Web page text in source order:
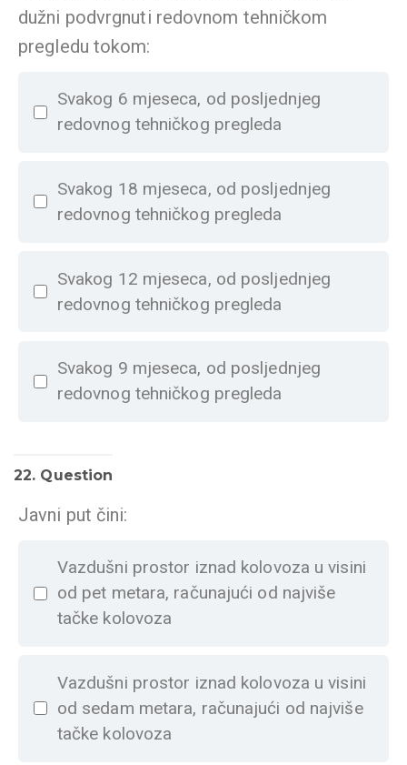
dužni podvrgnuti redovnom tehničkom
pregledu tokom:
Svakog 6 mjeseca, od posljednjeg
redovnog tehničkog pregleda
Svakog 18 mjeseca, od posljednjeg
redovnog tehničkog pregleda
Svakog 12 mjeseca, od posljednjeg
redovnog tehničkog pregleda
Svakog 9 mjeseca, od posljednjeg
redovnog tehničkog pregleda
22. Question
Javni put čini:
Vazdušni prostor iznad kolovoza u visini
od pet metara, računajući od najviše
tačke kolovoza
Vazdušni prostor iznad kolovoza u visini
od sedam metara, računajući od najviše
tačke kolovoza